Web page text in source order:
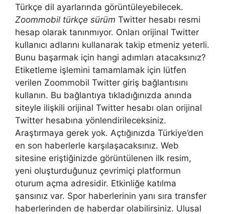
Türkçe dil ayarlarında görüntüleyebilecek.
Zoommobil türkçe sürüm Twitter hesabı resmi
hesap olarak tanınmıyor. Onları orijinal Twitter
kullanıcı adlarını kullanarak takip etmeniz yeterli.
Bunu başarmak için hangi adımları atacaksınız?
Etiketleme işlemini tamamlamak için lütfen
verilen Zoommobil Twitter giriş bağlantısını
kullanın. Bu bağlantıya tıkladığınızda anında
siteyle ilişkili orijinal Twitter hesabı olan orijinal
Twitter hesabına yönlendirileceksiniz.
Araştırmaya gerek yok. Açtığınızda Türkiye’den
en son haberlerle karşılaşacaksınız. Web
sitesine eriştiğinizde görüntülenen ilk resim,
yeni oluşturduğunuz çevrimiçi platformun
oturum açma adresidir. Etkinliğe katılma
şansınız var. Spor haberlerinin yanı sıra transfer
haberlerinden de haberdar olabilirsiniz. Ulusal